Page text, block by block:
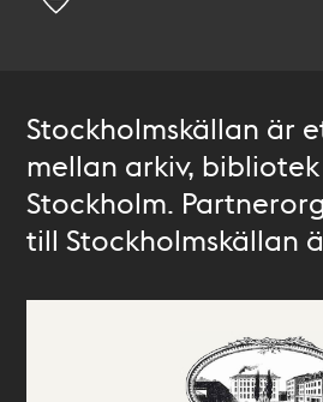
Stockholmskällan är
mellan arkiv,
Stockholm.
till Stockholmskällan